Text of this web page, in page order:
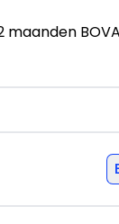
APK,
garantie